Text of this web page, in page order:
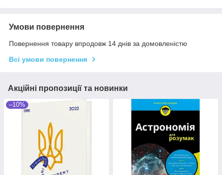
Умови повернення
Повернення товару впродовж 14 днів за домовленістю
Всі умови повернення
Акційні пропозиції та новинки
–10%